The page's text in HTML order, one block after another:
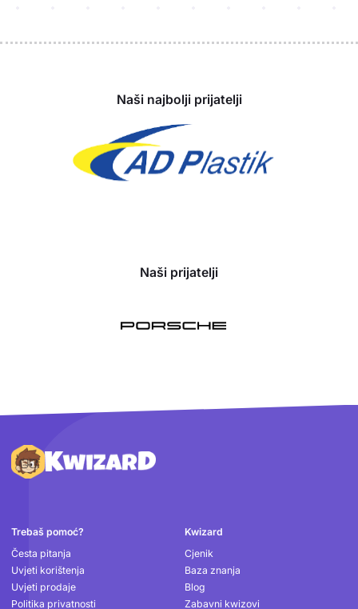
Naši najbolji prijatelji
Naši prijatelji
Podnožje
Trebaš pomoć?
Česta pitanja
Uvjeti korištenja
Uvjeti prodaje
Politika privatnosti
Kwizard
Cjenik
Baza znanja
Blog
Zabavni kwizovi